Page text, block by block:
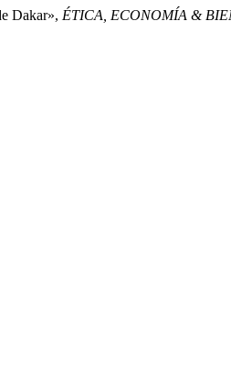
Dakar», ÉTICA, ECONOMÍA &